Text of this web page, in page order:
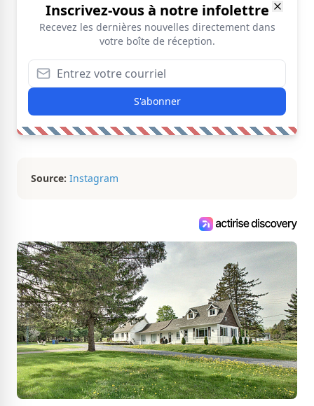
Inscrivez-vous à notre infolettre
Recevez les dernières nouvelles directement dans
votre boîte de réception.
S'abonner
Source: Instagram